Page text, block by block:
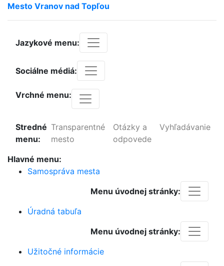
Mesto Vranov nad Topľou
Jazykové menu:
Sociálne médiá:
Vrchné menu:
Stredné
menu:
Transparentné
mesto
Otázky a
odpovede
Vyhľadávanie
Hlavné menu:
Samospráva mesta
Menu úvodnej stránky:
Úradná tabuľa
Menu úvodnej stránky:
Užitočné informácie